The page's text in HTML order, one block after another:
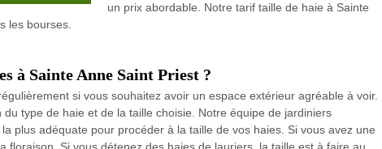
un prix abordable. Notre tarif taille de haie à Sainte
les bourses.
à Sainte Anne Saint Priest ?
si vous souhaitez avoir un espace extérieur agréable à voir.
type de haie et de la taille choisie. Notre équipe de jardiniers
plus adéquate pour procéder à la taille de vos haies. Si vous avez une